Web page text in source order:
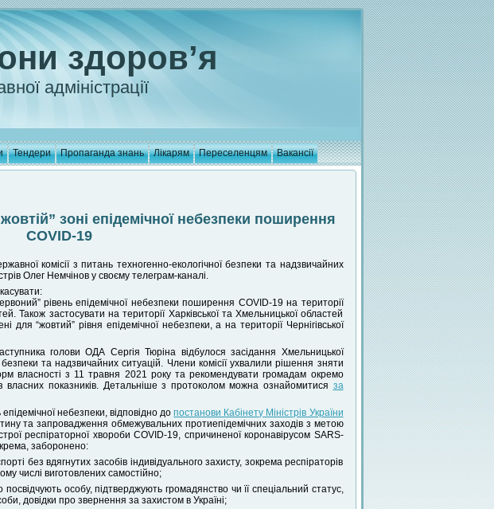
здоров’я
адміністрації
Тендери Пропаганда знань Лікарям Переселенцям Вакансії
зоні епідемічної небезпеки поширення
COVID-19
комісії з питань техногенно-екологічної безпеки та надзвичайних
Олег Немчінов у своєму телеграм-каналі.
рівень епідемічної небезпеки поширення COVID-19 на території
Також застосувати на території Харківської та Хмельницької областей
для “жовтий” рівня епідемічної небезпеки, а на території Чернігівської
голови ОДА Сергія Тюріна відбулося засідання Хмельницької
безпеки та надзвичайних ситуацій. Члени комісії ухвалили рішення зняти
власності з 11 травня 2021 року та рекомендувати громадам окремо
власних показників. Детальніше з протоколом можна ознайомитися за
небезпеки, відповідно допостанови Кабінету Міністрів України
та запровадження обмежувальних протиепідемічних заходів з метою
респіраторної хвороби COVID-19, спричиненої коронавірусом SARS-
заборонено:
без вдягнутих засобів індивідуального захисту, зокрема респіраторів
числі виготовлених самостійно;
особу, підтверджують громадянство чи її спеціальний статус,
довідки про звернення за захистом в Україні;